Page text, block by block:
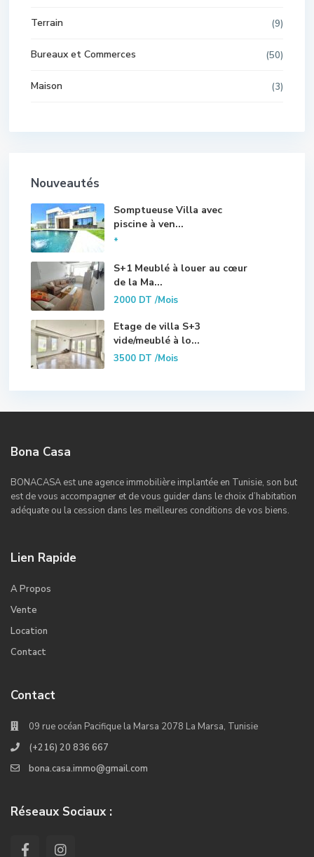
Terrain (9)
Bureaux et Commerces (50)
Maison (3)
Nouveautés
Somptueuse Villa avec
piscine à ven...
*
S+1 Meublé à louer au cœur
de la Ma...
2000 DT/Mois
Etage de villa S+3
vide/meublé à lo...
3500 DT/Mois
Bona Casa
BONACASA est une agence immobilière implantée en Tunisie, son but
est de vous accompagner et de vous guider dans le choix d’habitation
adéquate ou la cession dans les meilleures conditions de vos biens.
Lien Rapide
A Propos
Vente
Location
Contact
Contact
09 rue océan Pacifique la Marsa 2078 La Marsa, Tunisie
(+216) 20 836 667
bona.casa.immo@gmail.com
Réseaux Sociaux :